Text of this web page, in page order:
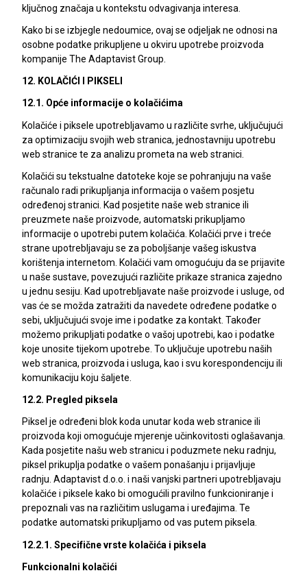
ključnog značaja u kontekstu odvagivanja interesa.
Kako bi se izbjegle nedoumice, ovaj se odjeljak ne odnosi na
osobne podatke prikupljene u okviru upotrebe proizvoda
kompanije The Adaptavist Group.
12. KOLAČIĆI I PIKSELI
12.1. Opće informacije o kolačićima
Kolačiće i piksele upotrebljavamo u različite svrhe, uključujući
za optimizaciju svojih web stranica, jednostavniju upotrebu
web stranice te za analizu prometa na web stranici.
Kolačići su tekstualne datoteke koje se pohranjuju na vaše
računalo radi prikupljanja informacija o vašem posjetu
određenoj stranici. Kad posjetite naše web stranice ili
preuzmete naše proizvode, automatski prikupljamo
informacije o upotrebi putem kolačića. Kolačići prve i treće
strane upotrebljavaju se za poboljšanje vašeg iskustva
korištenja internetom. Kolačići vam omogućuju da se prijavite
u naše sustave, povezujući različite prikaze stranica zajedno
u jednu sesiju. Kad upotrebljavate naše proizvode i usluge, od
vas će se možda zatražiti da navedete određene podatke o
sebi, uključujući svoje ime i podatke za kontakt. Također
možemo prikupljati podatke o vašoj upotrebi, kao i podatke
koje unosite tijekom upotrebe. To uključuje upotrebu naših
web stranica, proizvoda i usluga, kao i svu korespondenciju ili
komunikaciju koju šaljete.
12.2. Pregled piksela
Piksel je određeni blok koda unutar koda web stranice ili
proizvoda koji omogućuje mjerenje učinkovitosti oglašavanja.
Kada posjetite našu web stranicu i poduzmete neku radnju,
piksel prikuplja podatke o vašem ponašanju i prijavljuje
radnju. Adaptavist d.o.o. i naši vanjski partneri upotrebljavaju
kolačiće i piksele kako bi omogućili pravilno funkcioniranje i
prepoznali vas na različitim uslugama i uređajima. Te
podatke automatski prikupljamo od vas putem piksela.
12.2.1. Specifične vrste kolačića i piksela
Funkcionalni kolačići